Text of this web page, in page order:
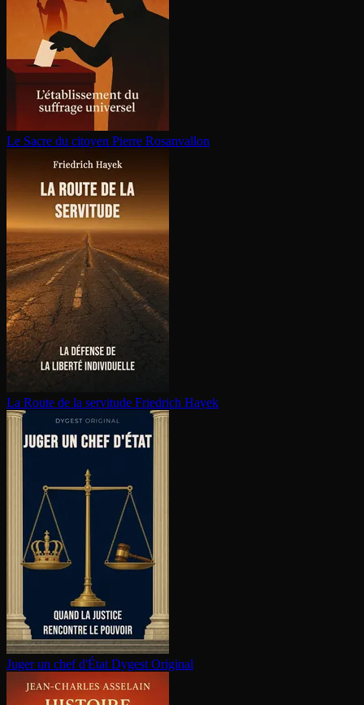
Le Sacre du citoyen Pierre Rosanvallon
La Route de la servitude Friedrich Hayek
Juger un chef d'État Dygest Original